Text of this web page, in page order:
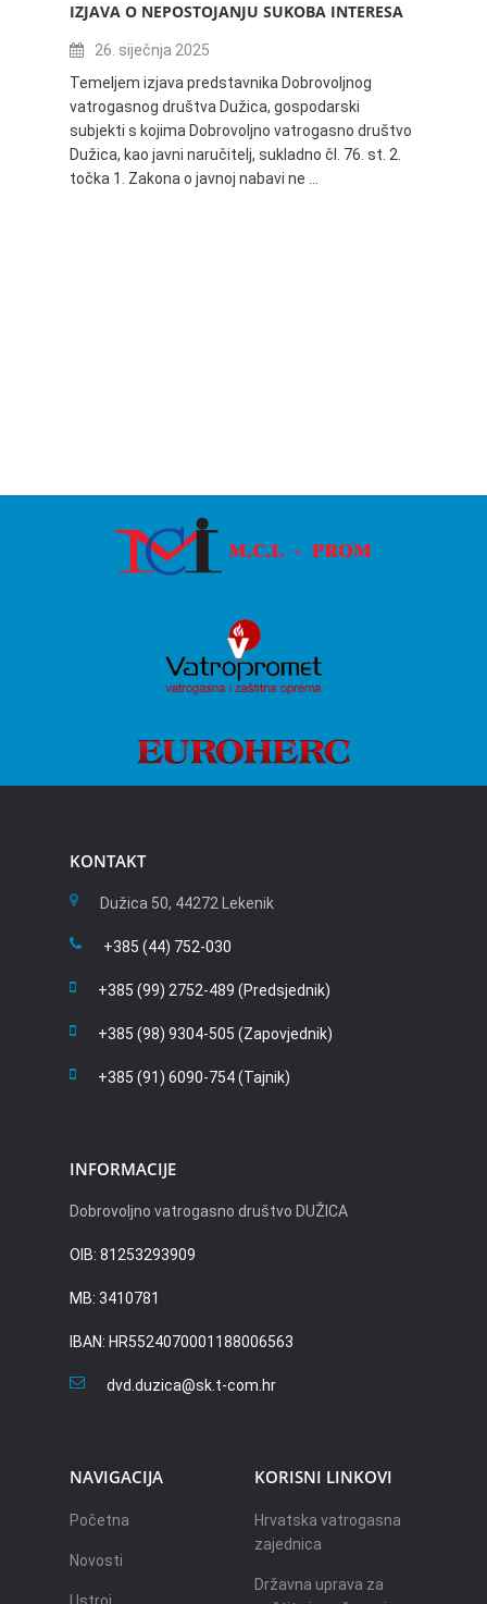
IZJAVA O NEPOSTOJANJU SUKOBA INTERESA
26. siječnja 2025
Temeljem izjava predstavnika Dobrovoljnog
vatrogasnog društva Dužica, gospodarski
subjekti s kojima Dobrovoljno vatrogasno društvo
Dužica, kao javni naručitelj, sukladno čl. 76. st. 2.
točka 1. Zakona o javnoj nabavi ne …
KONTAKT
Dužica 50, 44272 Lekenik
+385 (44) 752-030
+385 (99) 2752-489 (Predsjednik)
+385 (98) 9304-505 (Zapovjednik)
+385 (91) 6090-754 (Tajnik)
INFORMACIJE
Dobrovoljno vatrogasno društvo DUŽICA
OIB: 81253293909
MB: 3410781
IBAN: HR5524070001188006563
dvd.duzica@sk.t-com.hr
NAVIGACIJA
Početna
Novosti
KORISNI LINKOVI
Hrvatska vatrogasna
zajednica
Državna uprava za